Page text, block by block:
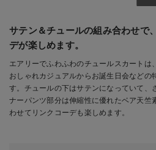
サテン＆チュールの組み合わせで
デが楽しめます。
エアリーでふわふわのチュールスカートは
おしゃれカジュアルからお誕生日会などの
す。チュールの下はサテンになっていて、
ナーパンツ部分は伸縮性に優れたベア天竺
わせてリンクコーデも楽しめます。